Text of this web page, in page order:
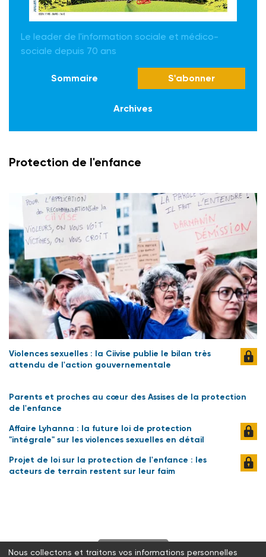
Le leader de l'information sociale et médico-
sociale depuis 70 ans
Sommaire S'abonner
Archives
Protection de l'enfance
Violences sexuelles : la Ciivise publie le bilan très
attendu de l'action gouvernementale
Parents et proches au cœur des Assises de la protection
de l'enfance
Affaire Lyhanna : la future loi de protection
"intégrale" sur les violences sexuelles en détail
Projet de loi sur la protection de l'enfance : les
acteurs de terrain restent sur leur faim
S'abonner
Nous collectons et traitons vos informations personnelles